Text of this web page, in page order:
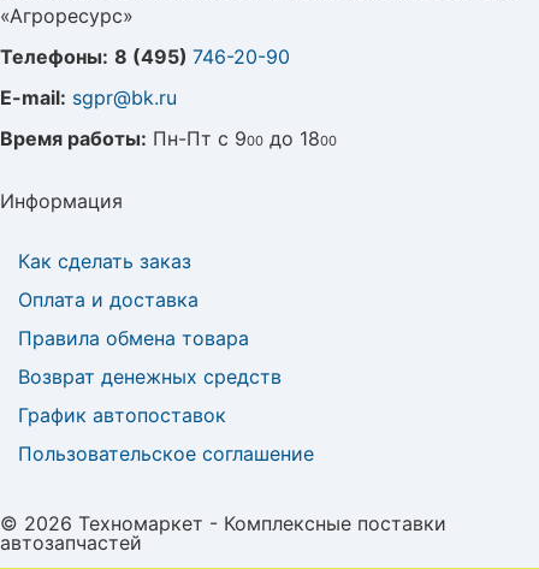
«Агроресурс»
Телефоны: 8 (495) 746-20-90
E-mail: sgpr@bk.ru
Время работы: Пн-Пт с 900 до 1800
Информация
Как сделать заказ
Оплата и доставка
Правила обмена товара
Возврат денежных средств
График автопоставок
Пользовательское соглашение
© 2026 Техномаркет - Комплексные поставки
автозапчастей